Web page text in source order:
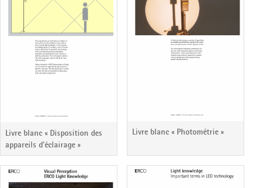
Livre blanc « Disposition des
appareils d’éclairage »
Livre blanc « Photométrie »